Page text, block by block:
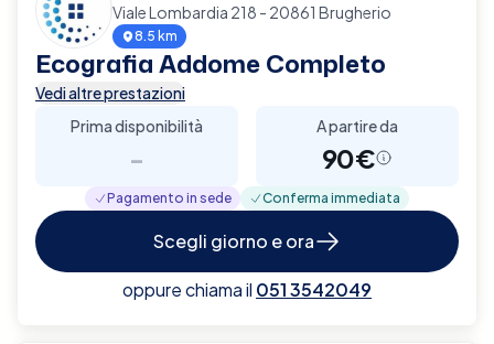
Viale Lombardia 218 - 20861 Brugherio
8.5 km
Ecografia Addome Completo
Vedi altre prestazioni
Prima disponibilità
-
A partire da
90€
Pagamento in sede Conferma immediata
Scegli giorno e ora
oppure chiama il 051 3542049